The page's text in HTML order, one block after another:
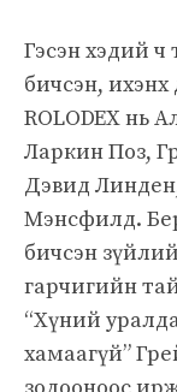
Гэсэн хэдий ч
бичсэн,
ROLODEX нь
Ларкин Поз,
Дэвид
Мэнсфилд.
бичсэн
гарчигийн
“Хүний
хамаагүй”